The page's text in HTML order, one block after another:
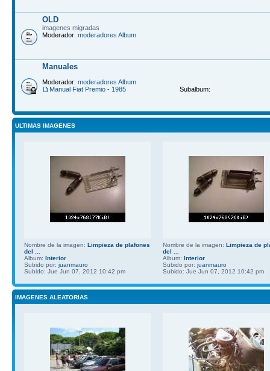
OLD
imagenes migradas
Moderador: moderadores Album
Manuales
Moderador: moderadores Album
Subalbum:
Manual Fiat Premio - 1985
ULTIMAS IMAGENES
Nombre de la imagen: Limpieza de plafones
del ...
Album: Interior
Subido por: juanmauro
Subido: Jue Jun 07, 2012 10:42 pm
Nombre de la imagen: Limpieza de
del ...
Album: Interior
Subido por: juanmauro
Subido: Jue Jun 07, 2012 10:42 pm
IMAGENES ALEATORIAS